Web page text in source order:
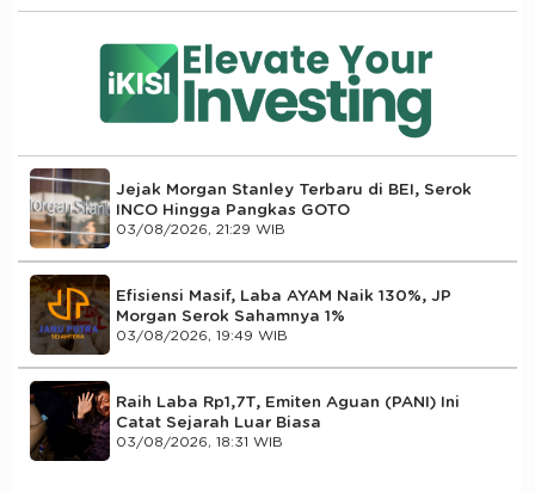
Jejak Morgan Stanley Terbaru di BEI, Serok
INCO Hingga Pangkas GOTO
03/08/2026, 21:29 WIB
Efisiensi Masif, Laba AYAM Naik 130%, JP
Morgan Serok Sahamnya 1%
03/08/2026, 19:49 WIB
Raih Laba Rp1,7T, Emiten Aguan (PANI) Ini
Catat Sejarah Luar Biasa
03/08/2026, 18:31 WIB